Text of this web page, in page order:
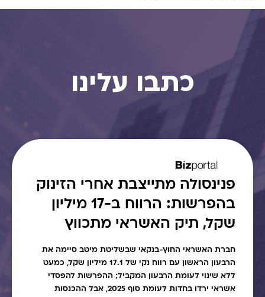
כתבו עלינו
פנינסולה מתייצבת אחרי הזינוק
בהפרשות: הרווח ב-17 מיליון
שקל, תיק האשראי מתכווץ
חברת האשראי החוץ-בנקאי שבשליטת מיטב סיימה את
הרבעון הראשון עם רווח נקי של 17.1 מיליון שקל, כמעט
ללא שינוי לעומת הרבעון המקביל; ההפרשות להפסדי
אשראי ירדו בחדות לעומת סוף 2025, אבל ההכנסות